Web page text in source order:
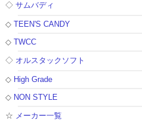
◇サムバディ
◇TEEN'S CANDY
◇TWCC
◇ オルスタックソフト
◇ High Grade
◇ NON STYLE
☆ メーカー一覧